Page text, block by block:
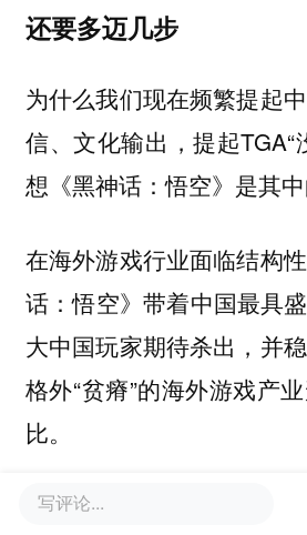
还要多迈几步
为什么我们现在频繁提起
信、文化输出，提起TGA“
想《黑神话：悟空》是其中
在海外游戏行业面临结构
话：悟空》带着中国最具
大中国玩家期待杀出，并
格外“贫瘠”的海外游戏产
比。
写评论...